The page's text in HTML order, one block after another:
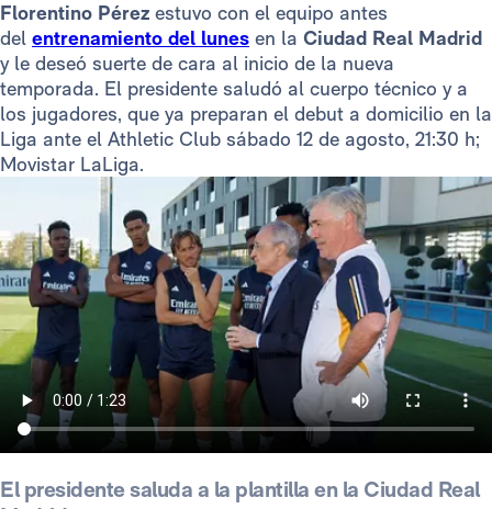
Florentino Pérez estuvo con el equipo antes
del entrenamiento del lunes en la Ciudad Real Madrid
y le deseó suerte de cara al inicio de la nueva
temporada. El presidente saludó al cuerpo técnico y a
los jugadores, que ya preparan el debut a domicilio en la
Liga ante el Athletic Club sábado 12 de agosto, 21:30 h;
Movistar LaLiga.
El presidente saluda a la plantilla en la Ciudad Real